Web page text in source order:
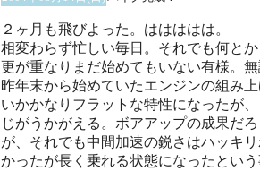
２ヶ月も飛びよった。ははははは。
相変わらず忙しい毎日。それでも何と
更が重なりまだ始めてもいない有様。
昨年末から始めていたエンジンの組み
いかかなりフラットな特性になったが
じがうかがえる。ボアアップの成果だ
が、それでも中間加速の鋭さはハッキ
かったが長く乗れる状態になったとい